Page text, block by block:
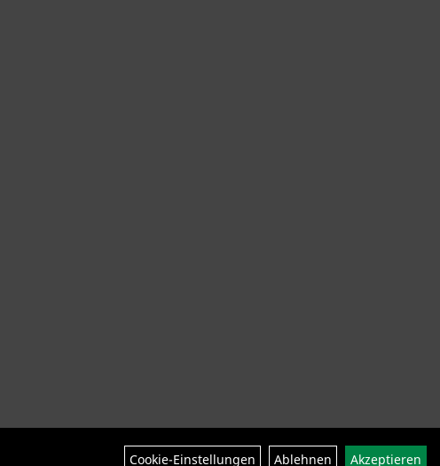
Cookie-Einstellungen Ablehnen Akzeptieren